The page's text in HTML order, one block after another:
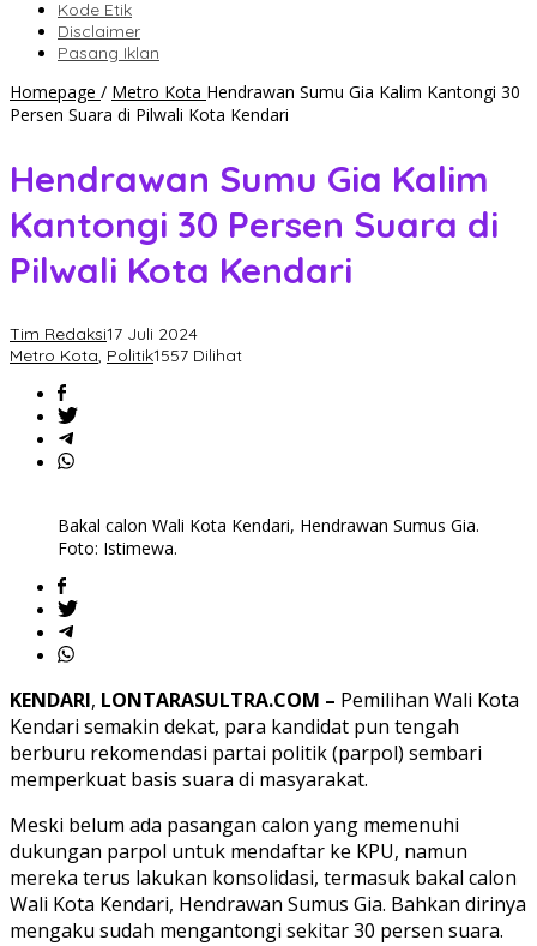
Kode Etik
Disclaimer
Pasang Iklan
Homepage / Metro Kota Hendrawan Sumu Gia Kalim Kantongi 30
Persen Suara di Pilwali Kota Kendari
Hendrawan Sumu Gia Kalim
Kantongi 30 Persen Suara di
Pilwali Kota Kendari
Tim Redaksi17 Juli 2024
Metro Kota, Politik1557 Dilihat
Bakal calon Wali Kota Kendari, Hendrawan Sumus Gia.
Foto: Istimewa.
KENDARI, LONTARASULTRA.COM – Pemilihan Wali Kota
Kendari semakin dekat, para kandidat pun tengah
berburu rekomendasi partai politik (parpol) sembari
memperkuat basis suara di masyarakat.
Meski belum ada pasangan calon yang memenuhi
dukungan parpol untuk mendaftar ke KPU, namun
mereka terus lakukan konsolidasi, termasuk bakal calon
Wali Kota Kendari, Hendrawan Sumus Gia. Bahkan dirinya
mengaku sudah mengantongi sekitar 30 persen suara.